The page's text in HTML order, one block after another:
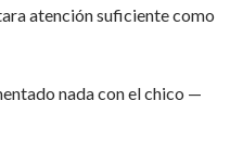
atención suficiente como
nada con el chico —